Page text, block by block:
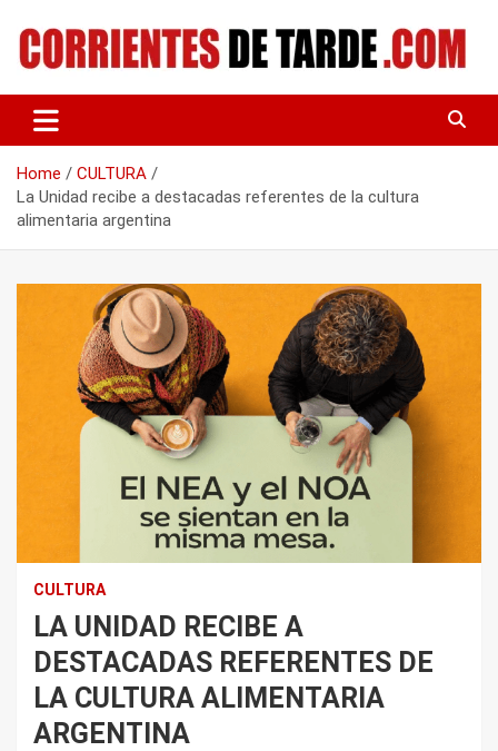
content
CORRIENTES DE TARDE
Home
CULTURA
La Unidad recibe a destacadas referentes de la cultura
alimentaria argentina
CULTURA
LA UNIDAD RECIBE A
DESTACADAS REFERENTES DE
LA CULTURA ALIMENTARIA
ARGENTINA